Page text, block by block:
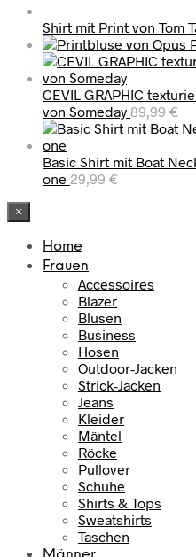
Shirt mit Print von Tom
CEVIL GRAPHIC
von Someday 89,99 €
Basic Shirt mit Boat
one 29,99 €
×
Home
Frauen
Accessoires
Blazer
Blusen
Business
Hosen
Outdoor-Jacken
Strick-Jacken
Jeans
Kleider
Mäntel
Röcke
Pullover
Schuhe
Shirts & Tops
Sweatshirts
Taschen